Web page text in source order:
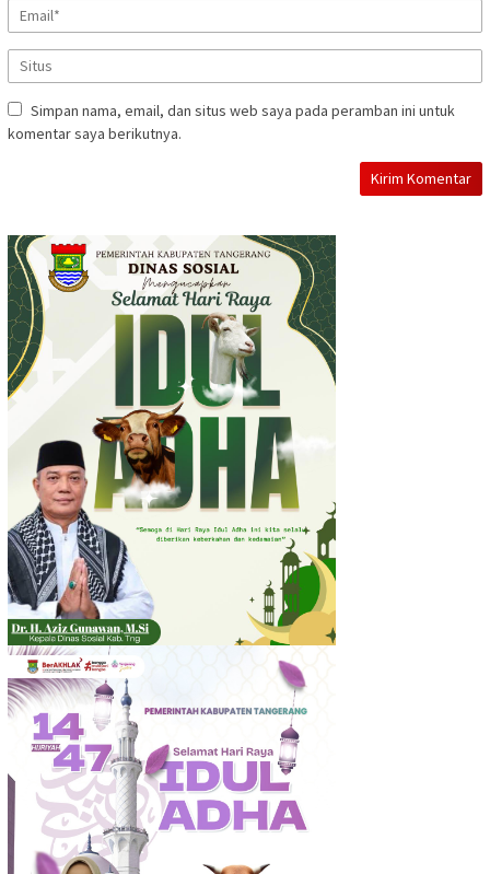
Simpan nama, email, dan situs web saya pada peramban ini untuk
komentar saya berikutnya.